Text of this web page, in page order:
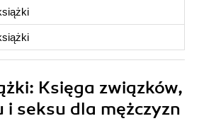
: Księga związków,
i seksu dla mężczyzn